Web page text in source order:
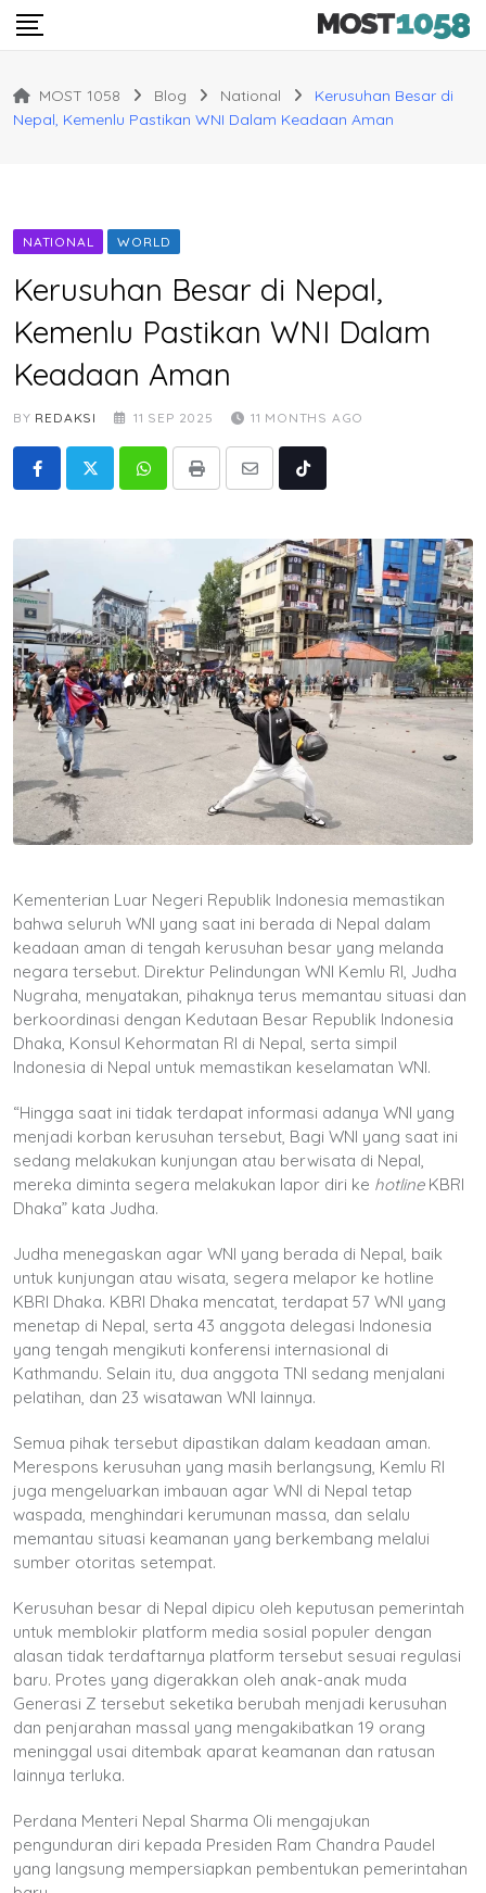
Skip
MOST 1058 Blog National
Kerusuhan Besar di
Nepal, Kemenlu Pastikan WNI Dalam Keadaan Aman
NATIONAL WORLD
Kerusuhan Besar di Nepal,
Kemenlu Pastikan WNI Dalam
Keadaan Aman
BY REDAKSI 11 SEP 2025 11 MONTHS AGO
WhatsappPrint
Share
Tiktok
Kementerian Luar Negeri Republik Indonesia memastikan
bahwa seluruh WNI yang saat ini berada di Nepal dalam
keadaan aman di tengah kerusuhan besar yang melanda
negara tersebut. Direktur Pelindungan WNI Kemlu RI, Judha
Nugraha, menyatakan, pihaknya terus memantau situasi dan
berkoordinasi dengan Kedutaan Besar Republik Indonesia
Dhaka, Konsul Kehormatan RI di Nepal, serta simpil
Indonesia di Nepal untuk memastikan keselamatan WNI.
“Hingga saat ini tidak terdapat informasi adanya WNI yang
menjadi korban kerusuhan tersebut, Bagi WNI yang saat ini
sedang melakukan kunjungan atau berwisata di Nepal,
mereka diminta segera melakukan lapor diri ke hotlineKBRI
Dhaka” kata Judha.
Judha menegaskan agar WNI yang berada di Nepal, baik
untuk kunjungan atau wisata, segera melapor ke hotline
KBRI Dhaka. KBRI Dhaka mencatat, terdapat 57 WNI yang
menetap di Nepal, serta 43 anggota delegasi Indonesia
yang tengah mengikuti konferensi internasional di
Kathmandu. Selain itu, dua anggota TNI sedang menjalani
pelatihan, dan 23 wisatawan WNI lainnya.
Semua pihak tersebut dipastikan dalam keadaan aman.
Merespons kerusuhan yang masih berlangsung, Kemlu RI
juga mengeluarkan imbauan agar WNI di Nepal tetap
waspada, menghindari kerumunan massa, dan selalu
memantau situasi keamanan yang berkembang melalui
sumber otoritas setempat.
Kerusuhan besar di Nepal dipicu oleh keputusan pemerintah
untuk memblokir platform media sosial populer dengan
alasan tidak terdaftarnya platform tersebut sesuai regulasi
baru. Protes yang digerakkan oleh anak-anak muda
Generasi Z tersebut seketika berubah menjadi kerusuhan
dan penjarahan massal yang mengakibatkan 19 orang
meninggal usai ditembak aparat keamanan dan ratusan
lainnya terluka.
Perdana Menteri Nepal Sharma Oli mengajukan
pengunduran diri kepada Presiden Ram Chandra Paudel
yang langsung mempersiapkan pembentukan pemerintahan